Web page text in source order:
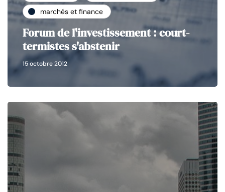
marchés et finance
Forum de l'investissement : court-
termistes s'abstenir
15 octobre 2012